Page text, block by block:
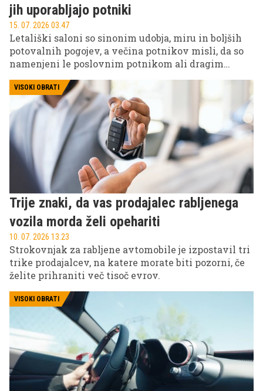
jih uporabljajo potniki
15. 07. 2026 03.47
Letališki saloni so sinonim udobja, miru in boljših
potovalnih pogojev, a večina potnikov misli, da so
namenjeni le poslovnim potnikom ali dragim
VISOKI OBRATI
Trije znaki, da vas prodajalec rabljenega
vozila morda želi opehariti
10. 07. 2026 13.23
Strokovnjak za rabljene avtomobile je izpostavil tri
trike prodajalcev, na katere morate biti pozorni, če
želite prihraniti več tisoč evrov.
VISOKI OBRATI